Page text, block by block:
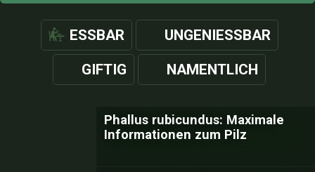
ESSBAR UNGENIESSBAR
GIFTIG NAMENTLICH
Phallus rubicundus: Maximale
Informationen zum Pilz